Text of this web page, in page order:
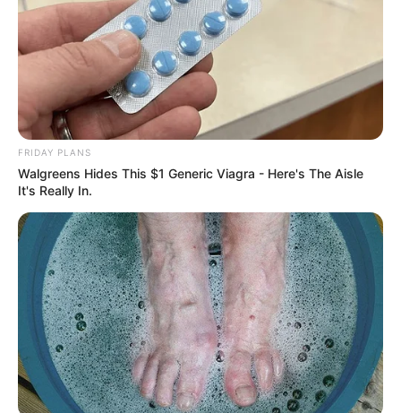
FRIDAY PLANS
Walgreens Hides This $1 Generic Viagra - Here's The Aisle
It's Really In.